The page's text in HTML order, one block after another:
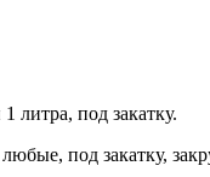
литра, под закатку.
под закатку,